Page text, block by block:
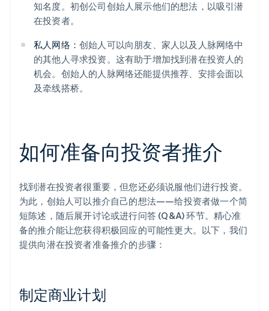
知名度。初创公司创始人展示他们的想法，以吸引潜
在投资者。
私人网络： 创始人可以向朋友、家人以及人脉网络中
的其他人寻求投资。这有助于增加找到潜在投资人的
机会。创始人的人脉网络还能提供推荐、安排会面以
及牵线搭桥。
如何准备向投资者推介
找到潜在投资者很重要，但您还必须说服他们进行投资。
为此，创始人可以推介自己的想法——给投资者做一个简
短陈述，随后展开讨论或进行问答 (Q&A) 环节。精心准
备的推介能让您获得积极回应的可能性更大。以下，我们
提供向潜在投资者准备推介的步骤：
制定商业计划